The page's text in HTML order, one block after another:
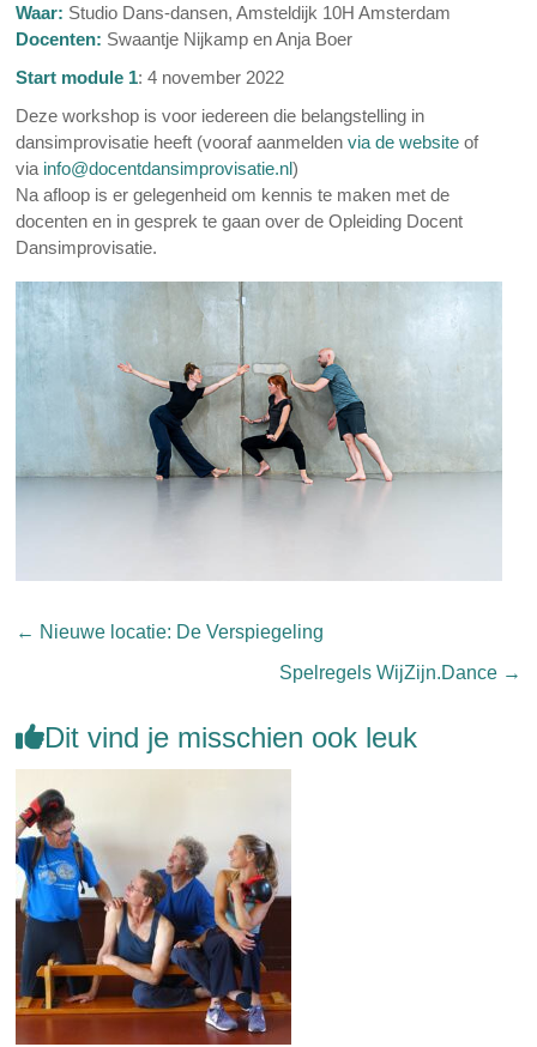
Waar: Studio Dans-dansen, Amsteldijk 10H Amsterdam
Docenten: Swaantje Nijkamp en Anja Boer
Start module 1: 4 november 2022
Deze workshop is voor iedereen die belangstelling in
dansimprovisatie heeft (vooraf aanmeldenvia de website of
via info@docentdansimprovisatie.nl)
Na afloop is er gelegenheid om kennis te maken met de
docenten en in gesprek te gaan over de Opleiding Docent
Dansimprovisatie.
← Nieuwe locatie: De Verspiegeling
Spelregels WijZijn.Dance →
Dit vind je misschien ook leuk